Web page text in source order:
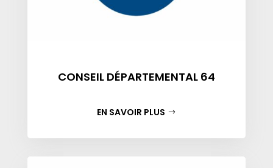
CONSEIL DÉPARTEMENTAL 64
EN SAVOIR PLUS